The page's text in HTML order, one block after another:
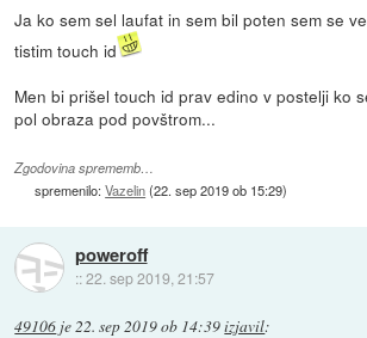
Ja ko sem sel laufat in sem bil poten sem se
tistim touch id
Men bi prišel touch id prav edino v postelji ko
pol obraza pod povštrom...
Zgodovina sprememb…
spremenilo:Vazelin(22. sep 2019 ob 15:29)
poweroff
::22. sep 2019, 21:57
49106 je22. sep 2019 ob 14:39izjavil: